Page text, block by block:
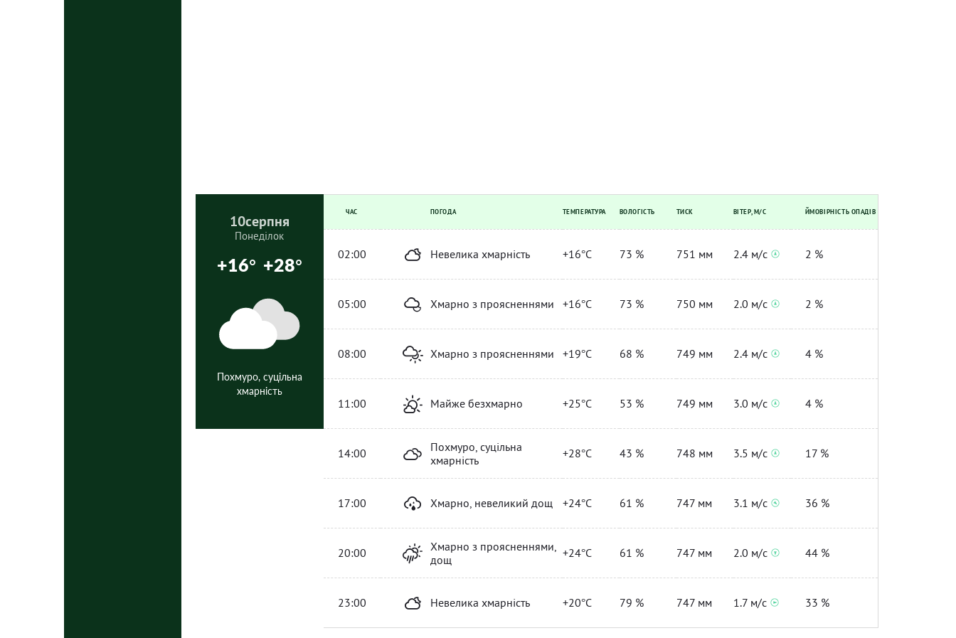
10серпня
Понеділок
+16° +28°
Похмуро, суцільна
хмарність
ЧАС ПОГОДА ТЕМПЕРАТУРА ВОЛОГІСТЬ ТИСК ВІТЕР, М/С ЙМОВІРНІСТЬ ОПАДІВ
02:00 Невелика хмарність +16°C 73 % 751 мм 2.4 м/с 2 %
05:00 Хмарно з проясненнями +16°C 73 % 750 мм 2.0 м/с 2 %
08:00 Хмарно з проясненнями +19°C 68 % 749 мм 2.4 м/с 4 %
11:00 Майже безхмарно +25°C 53 % 749 мм 3.0 м/с 4 %
14:00
Похмуро, суцільна
хмарність
+28°C 43 % 748 мм 3.5 м/с 17 %
17:00 Хмарно, невеликий дощ +24°C 61 % 747 мм 3.1 м/с 36 %
20:00
Хмарно з проясненнями,
дощ
+24°C 61 % 747 мм 2.0 м/с 44 %
23:00 Невелика хмарність +20°C 79 % 747 мм 1.7 м/с 33 %